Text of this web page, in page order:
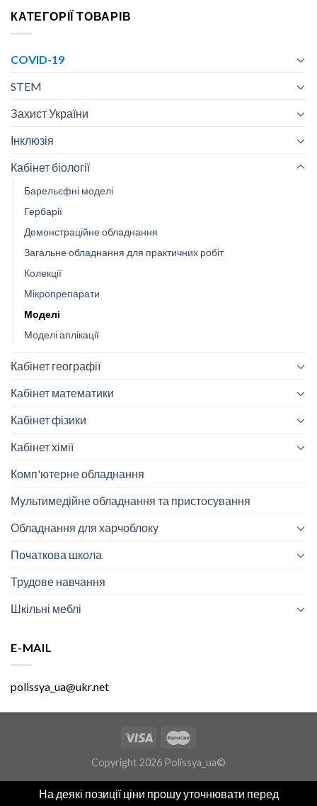
КАТЕГОРІЇ ТОВАРІВ
COVID-19
STEM
Захист України
Інклюзія
Кабінет біології
Барельєфні моделі
Гербарії
Демонстраційне обладнання
Загальне обладнання для практичних робіт
Колекції
Мікропрепарати
Моделі
Моделі аплікації
Кабінет географії
Кабінет математики
Кабінет фізики
Кабінет хімії
Комп'ютерне обладнання
Мультимедійне обладнання та пристосування
Обладнання для харчоблоку
Початкова школа
Трудове навчання
Шкільні меблі
E-MAIL
polissya_ua@ukr.net
Copyright 2026 Polissya_ua©
На деякі позиції ціни прошу уточнювати перед